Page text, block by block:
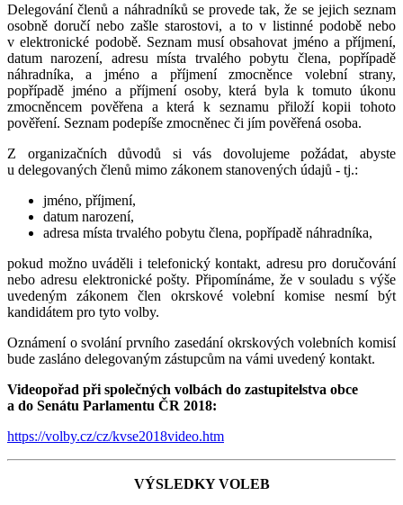
Delegování členů a náhradníků se provede tak, že se jejich seznam
osobně doručí nebo zašle starostovi, a to v listinné podobě nebo
v elektronické podobě. Seznam musí obsahovat jméno a příjmení,
datum narození, adresu místa trvalého pobytu člena, popřípadě
náhradníka, a jméno a příjmení zmocněnce volební strany,
popřípadě jméno a příjmení osoby, která byla k tomuto úkonu
zmocněncem pověřena a která k seznamu přiloží kopii tohoto
pověření. Seznam podepíše zmocněnec či jím pověřená osoba.
Z organizačních důvodů si vás dovolujeme požádat, abyste
u delegovaných členů mimo zákonem stanovených údajů - tj.:
jméno, příjmení,
datum narození,
adresa místa trvalého pobytu člena, popřípadě náhradníka,
pokud možno uváděli i telefonický kontakt, adresu pro doručování
nebo adresu elektronické pošty. Připomínáme, že v souladu s výše
uvedeným zákonem člen okrskové volební komise nesmí být
kandidátem pro tyto volby.
Oznámení o svolání prvního zasedání okrskových volebních komisí
bude zasláno delegovaným zástupcům na vámi uvedený kontakt.
Videopořad při společných volbách do zastupitelstva obce
a do Senátu Parlamentu ČR 2018:
https://volby.cz/cz/kvse2018video.htm
VÝSLEDKY VOLEB